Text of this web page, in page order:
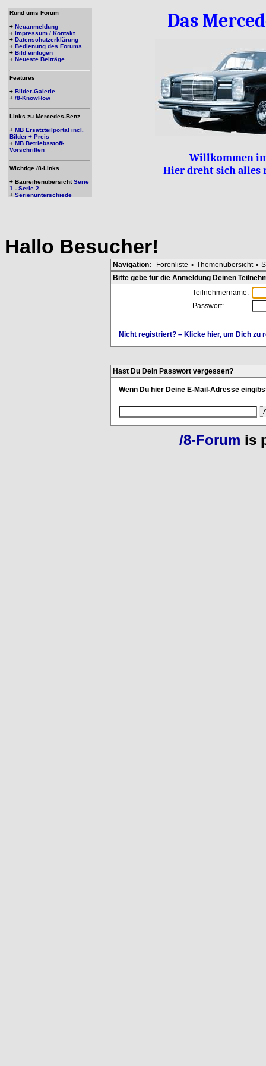
Rund ums Forum
+ Neuanmeldung
+ Impressum / Kontakt
+ Datenschutzerklärung
+ Bedienung des Forums
+ Bild einfügen
+ Neueste Beiträge
Features
+ Bilder-Galerie
+ /8-KnowHow
Links zu Mercedes-Benz
+ MB Ersatzteilportal incl.
Bilder + Preis
+ MB Betriebsstoff-
Vorschriften
Wichtige /8-Links
+ BaureihenübersichtSerie
1 - Serie 2
+ Serienunterschiede
Das
Willkommen
Hier dreht sich alles
Hallo Besucher!
Navigation: Forenliste • Themenübersicht •
Bitte gebe für die Anmeldung Deinen
Teilnehmername:
Passwort:
Nicht registriert? – Klicke hier, um Dich zu
Hast Du Dein Passwort vergessen?
Wenn Du hier Deine E-Mail-Adresse
/8-Forum is